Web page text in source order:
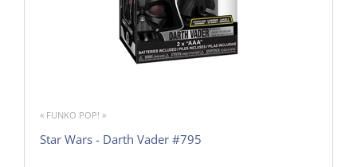
« FUNKO POP! »
Star Wars - Darth Vader #795